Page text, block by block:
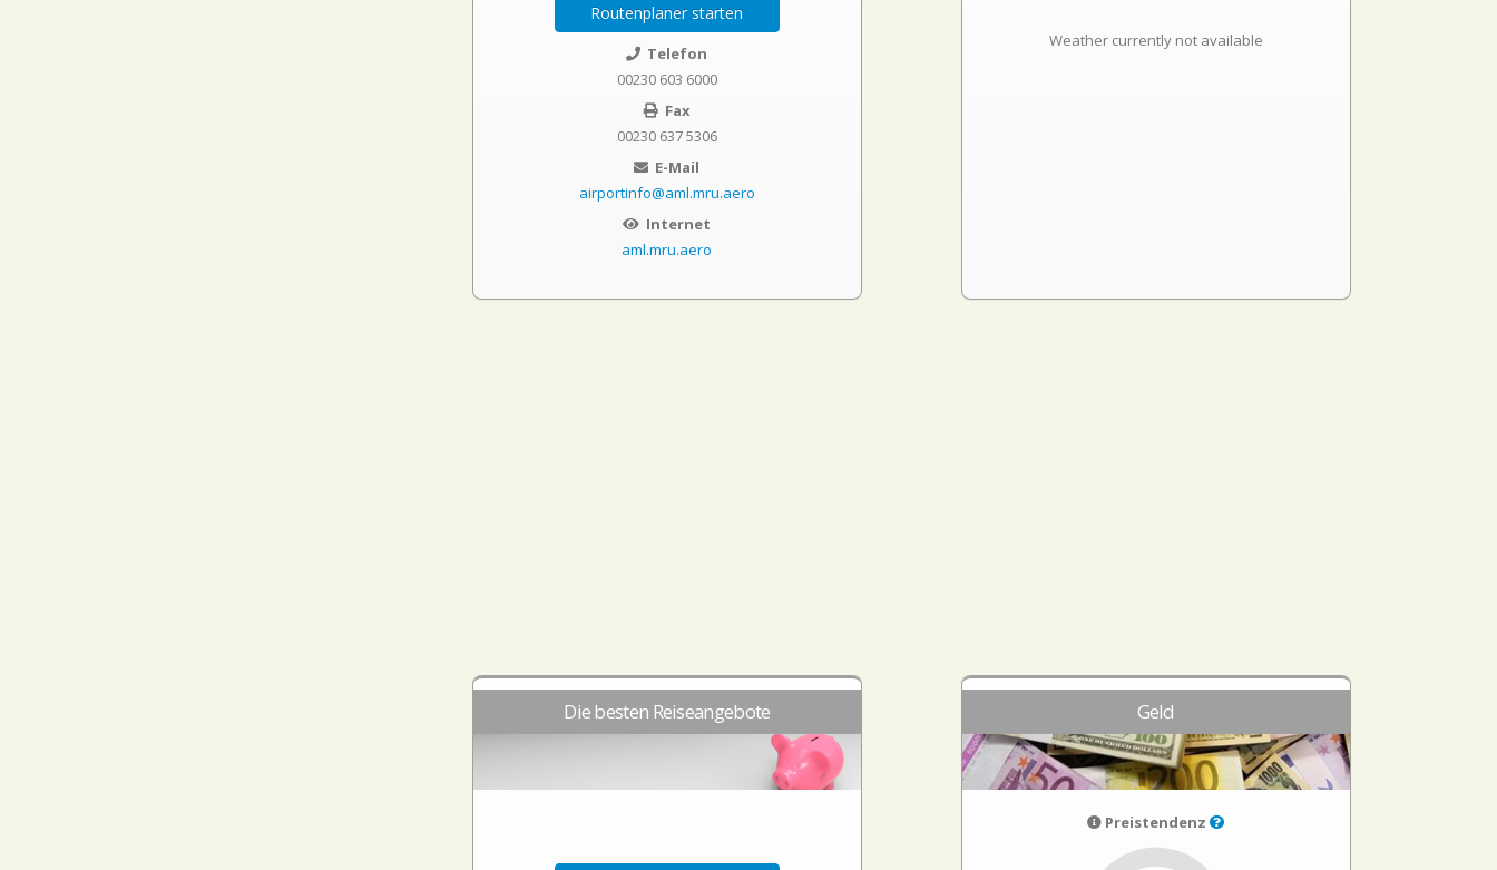
Routenplaner starten
Telefon
00230 603 6000
Fax
00230 637 5306
E-Mail
airportinfo@aml.mru.aero
Internet
aml.mru.aero
Weather currently not available
Die besten Reiseangebote Geld
Preistendenz